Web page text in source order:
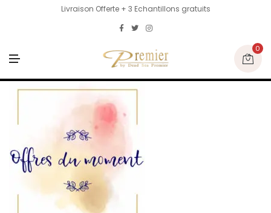
Livraison Offerte + 3 Echantillons gratuits
N
U
0